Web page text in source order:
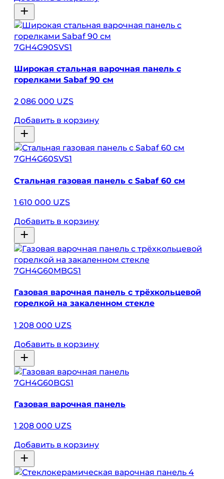
7GH4G90SVS1
Широкая стальная варочная панель с
горелками Sabaf 90 см
2 086 000 UZS
Добавить в корзину
7GH4G60SVS1
Стальная газовая панель с Sabaf 60 см
1 610 000 UZS
Добавить в корзину
7GH4G60MBGS1
Газовая варочная панель с трёхкольцевой
горелкой на закаленном стекле
1 208 000 UZS
Добавить в корзину
7GH4G60BGS1
Газовая варочная панель
1 208 000 UZS
Добавить в корзину